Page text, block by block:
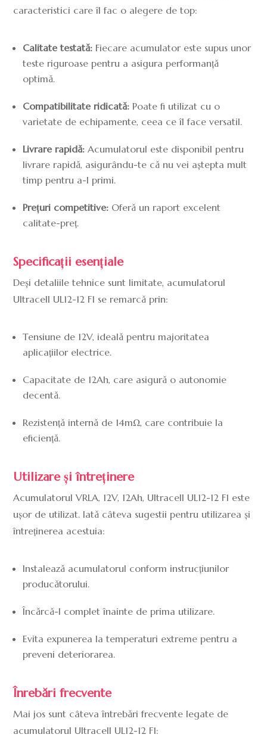
caracteristici care îl fac o alegere de top:
Calitate testată: Fiecare acumulator este supus unor
teste riguroase pentru a asigura performanță
optimă.
Compatibilitate ridicată: Poate fi utilizat cu o
varietate de echipamente, ceea ce îl face versatil.
Livrare rapidă: Acumulatorul este disponibil pentru
livrare rapidă, asigurându-te că nu vei aștepta mult
timp pentru a-l primi.
Prețuri competitive: Oferă un raport excelent
calitate-preț.
Specificații esențiale
Deși detaliile tehnice sunt limitate, acumulatorul
Ultracell UL12-12 F1 se remarcă prin:
Tensiune de 12V, ideală pentru majoritatea
aplicațiilor electrice.
Capacitate de 12Ah, care asigură o autonomie
decentă.
Rezistență internă de 14mΩ, care contribuie la
eficiență.
Utilizare și întreținere
Acumulatorul VRLA, 12V, 12Ah, Ultracell UL12-12 F1 este
ușor de utilizat. Iată câteva sugestii pentru utilizarea și
întreținerea acestuia:
Instalează acumulatorul conform instrucțiunilor
producătorului.
Încărcă-l complet înainte de prima utilizare.
Evita expunerea la temperaturi extreme pentru a
preveni deteriorarea.
Înrebări frecvente
Mai jos sunt câteva întrebări frecvente legate de
acumulatorul Ultracell UL12-12 F1: